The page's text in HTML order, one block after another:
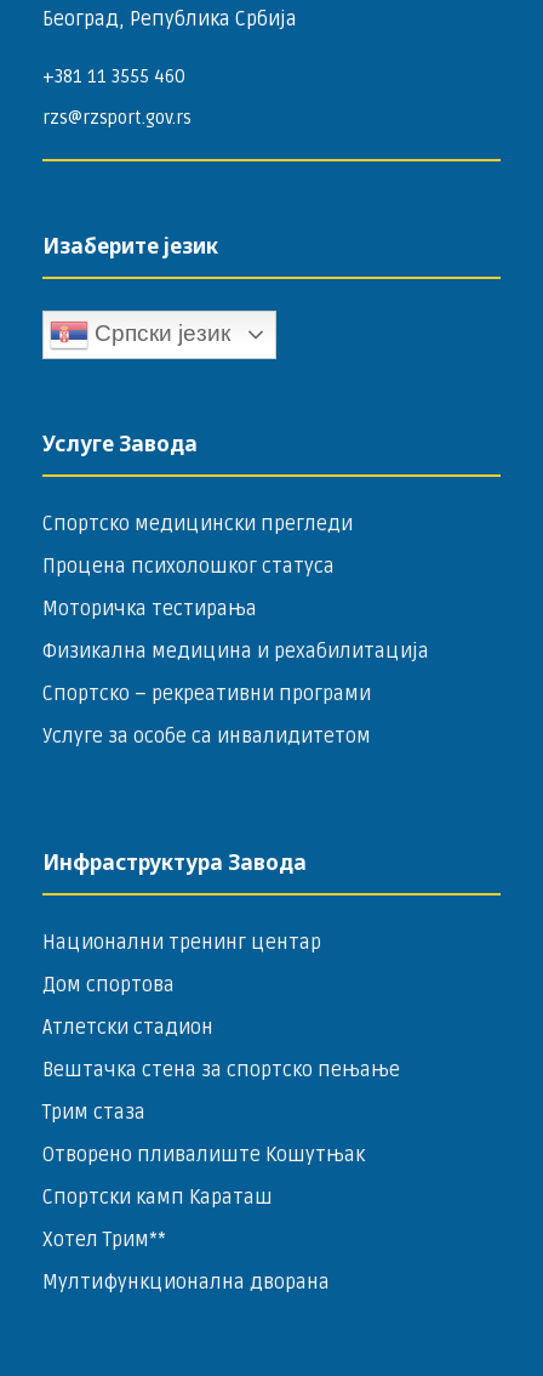
Београд, Република Србија
+381 11 3555 460
rzs@rzsport.gov.rs
Изаберите језик
Српски језик
Услуге Завода
Спортско медицински прегледи
Процена психолошког статуса
Моторичка тестирања
Физикална медицина и рехабилитација
Спортско – ­рекреативни програми
Услуге за особе са инвалидитетом
Инфраструктура Завода
Национални тренинг центар
Дом спортова
Атлетски стадион
Вештачка стена за спортско пењање
Трим стаза
Отворено пливалиште Кошутњак
Спортски камп Караташ
Хотел Трим**
Мултифункционална дворана